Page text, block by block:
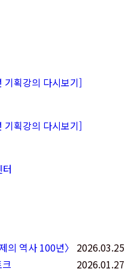
기획강의 다시보기]
기획강의 다시보기]
의 역사 100년〉 2026.03.25
2026.01.27